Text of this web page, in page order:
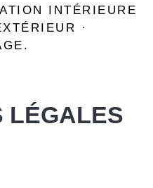
INTÉRIEURE
·
LÉGALES